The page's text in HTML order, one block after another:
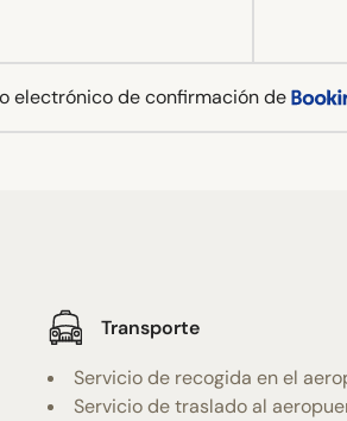
electrónico de confirmación de
Transporte
Servicio de recogida en el
Servicio de traslado al